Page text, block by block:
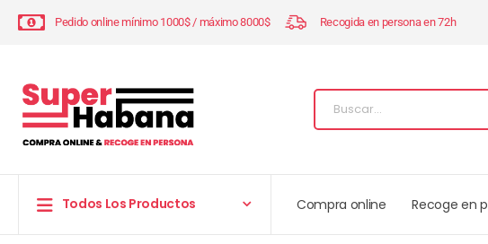
Pedido online mínimo 1000$ / máximo 8000$ Recogida en persona en 72h
Todos Los Productos Compra online Recoge en